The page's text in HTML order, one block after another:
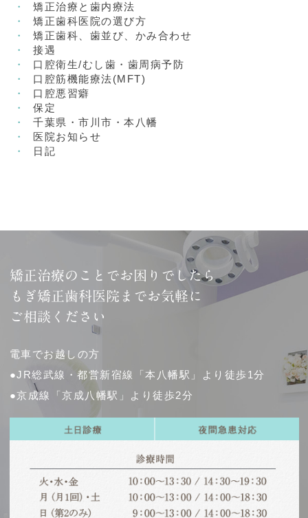
矯正治療と歯内療法
矯正歯科医院の選び方
矯正歯科、歯並び、かみ合わせ
接遇
口腔衛生/むし歯・歯周病予防
口腔筋機能療法(MFT)
口腔悪習癖
保定
千葉県・市川市・本八幡
医院お知らせ
日記
矯正治療のことでお困りでしたら
もぎ矯正歯科医院までお気軽に
ご相談ください
電車でお越しの方
●JR総武線・都営新宿線「本八幡駅」より徒歩1分
●京成線「京成八幡駅」より徒歩2分